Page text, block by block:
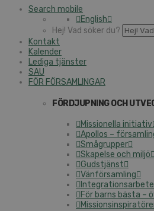
Search mobile
English
Hej! Vad söker du?
Kontakt
Kalender
Lediga tjänster
SAU
FÖR FÖRSAMLINGAR
FÖRDJUPNING OCH
Missionella initiativ
Apollos –
Smågrupper
Skapelse och miljö
Gudstjänst
Vänförsamling
Integrationsarbete
För barns bästa –